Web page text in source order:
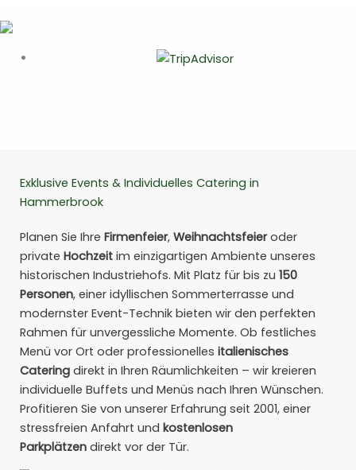
Exklusive Events & Individuelles Catering in
Hammerbrook
Planen Sie Ihre Firmenfeier, Weihnachtsfeieroder
private Hochzeit im einzigartigen Ambiente unseres
historischen Industriehofs. Mit Platz für bis zu 150
Personen, einer idyllischen Sommerterrasse und
modernster Event-Technik bieten wir den perfekten
Rahmen für unvergessliche Momente. Ob festliches
Menü vor Ort oder professionelles italienisches
Catering direkt in Ihren Räumlichkeiten – wir kreieren
individuelle Buffets und Menüs nach Ihren Wünschen.
Profitieren Sie von unserer Erfahrung seit 2001, einer
stressfreien Anfahrt und kostenlosen
Parkplätzen direkt vor der Tür.